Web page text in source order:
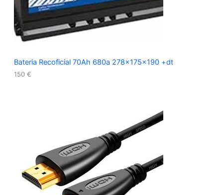
Bateria Recoficial 70Ah 680a 278x175x190 +dt
150 €